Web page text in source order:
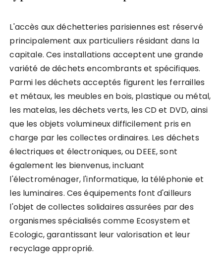
L'accès aux déchetteries parisiennes est réservé
principalement aux particuliers résidant dans la
capitale. Ces installations acceptent une grande
variété de déchets encombrants et spécifiques.
Parmi les déchets acceptés figurent les ferrailles
et métaux, les meubles en bois, plastique ou métal,
les matelas, les déchets verts, les CD et DVD, ainsi
que les objets volumineux difficilement pris en
charge par les collectes ordinaires. Les déchets
électriques et électroniques, ou DEEE, sont
également les bienvenus, incluant
l'électroménager, l'informatique, la téléphonie et
les luminaires. Ces équipements font d'ailleurs
l'objet de collectes solidaires assurées par des
organismes spécialisés comme Ecosystem et
Ecologic, garantissant leur valorisation et leur
recyclage approprié.